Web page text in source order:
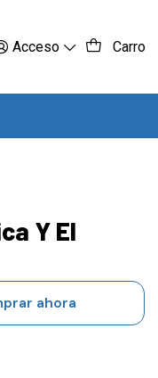
Acceso Carro
Y El
ahora